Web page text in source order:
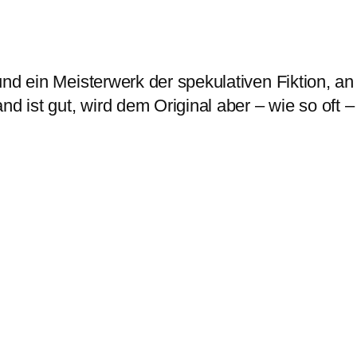
ein Meisterwerk der spekulativen Fiktion,
ist gut, wird dem Original aber – wie so oft